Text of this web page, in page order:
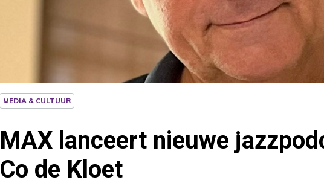
MEDIA & CULTUUR
MAX lanceert nieuwe
Co de Kloet